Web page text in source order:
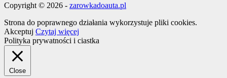
Copyright © 2026 - zarowkadoauta.pl
Strona do poprawnego działania wykorzystuje pliki cookies.
Akceptuj Czytaj więcej
Polityka prywatności i ciastka
Close